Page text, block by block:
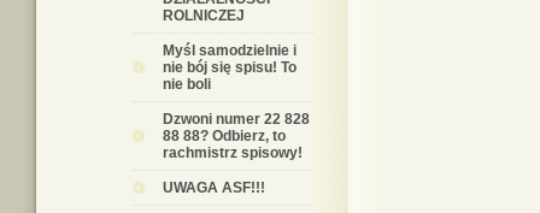
ROLNICZEJ
Myśl samodzielnie i
nie bój się spisu! To
nie boli
Dzwoni numer 22 828
88 88? Odbierz, to
rachmistrz spisowy!
UWAGA ASF!!!